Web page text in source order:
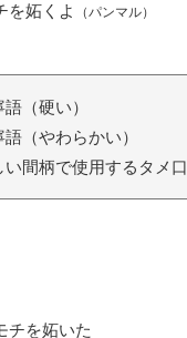
を妬くよ （パンマル）
（硬い）
やわらかい）
間柄で使用するタメ口
チを妬いた